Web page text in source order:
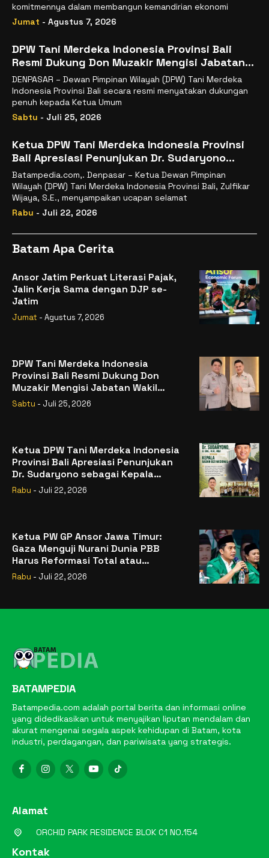
komitmennya dalam membangun kemandirian ekonomi
Jumat - Agustus 7, 2026
DPW Tani Merdeka Indonesia Provinsi Bali
Resmi Dukung Don Muzakir Mengisi Jabatan
Wakil Menteri Pertanian RI
DENPASAR – Dewan Pimpinan Wilayah (DPW) Tani Merdeka
Indonesia Provinsi Bali secara resmi menyatakan dukungan
penuh kepada Ketua Umum
Sabtu - Juli 25, 2026
Ketua DPW Tani Merdeka Indonesia Provinsi
Bali Apresiasi Penunjukan Dr. Sudaryono
sebagai Kepala Badan Gizi Nasional
Batampedia.com,. Denpasar – Ketua Dewan Pimpinan
Wilayah (DPW) Tani Merdeka Indonesia Provinsi Bali, Zulfikar
Wijaya, S.E., menyampaikan ucapan selamat
Rabu - Juli 22, 2026
Batam Apa Cerita
Ansor Jatim Perkuat Literasi Pajak,
Jalin Kerja Sama dengan DJP se-
Jatim
Jumat - Agustus 7, 2026
DPW Tani Merdeka Indonesia
Provinsi Bali Resmi Dukung Don
Muzakir Mengisi Jabatan Wakil
Menteri Pertanian RI
Sabtu - Juli 25, 2026
Ketua DPW Tani Merdeka Indonesia
Provinsi Bali Apresiasi Penunjukan
Dr. Sudaryono sebagai Kepala
Badan Gizi Nasional
Rabu - Juli 22, 2026
Ketua PW GP Ansor Jawa Timur:
Gaza Menguji Nurani Dunia PBB
Harus Reformasi Total atau
Kehilangan Legitimasi
Rabu - Juli 22, 2026
BATAMPEDIA
Batampedia.com adalah portal berita dan informasi online
yang didedikasikan untuk menyajikan liputan mendalam dan
akurat mengenai segala aspek kehidupan di Batam, kota
industri, perdagangan, dan pariwisata yang strategis.
Alamat
ORCHID PARK RESIDENCE BLOK C1 NO.154
Kontak